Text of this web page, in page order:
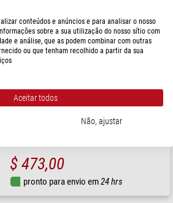
$ 423,00
pronto para envio em 24 hrs
Zoffoli living
Globo Bar Giunone Laguna 40cm
$ 473,00
pronto para envio em24 hrs
conteúdos e anúncios e para analisar o nosso
sobre a sua utilização do nosso sítio com
e análise, que as podem combinar com outras
ou que tenham recolhido a partir da sua
Aceitar todos
Não, ajustar